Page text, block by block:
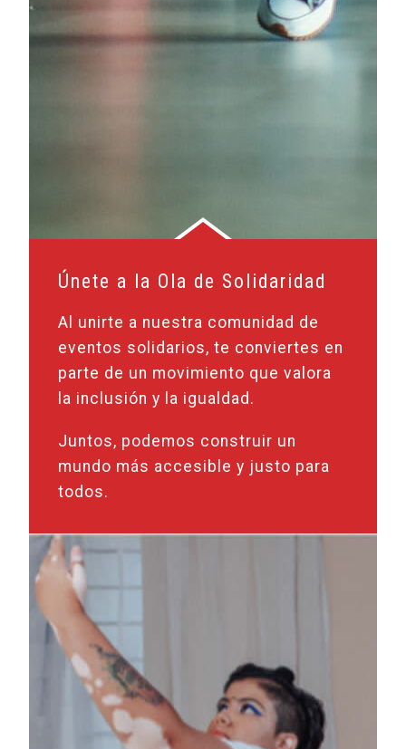
Únete a la Ola de Solidaridad
Al unirte a nuestra comunidad de
eventos solidarios, te conviertes en
parte de un movimiento que valora
la inclusión y la igualdad.
Juntos, podemos construir un
mundo más accesible y justo para
todos.